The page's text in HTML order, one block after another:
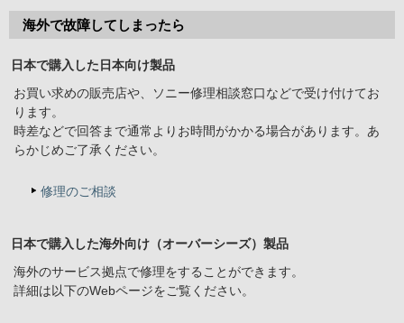
海外で故障してしまったら
日本で購入した日本向け製品
お買い求めの販売店や、ソニー修理相談窓口などで受け付けてお
ります。
時差などで回答まで通常よりお時間がかかる場合があります。あ
らかじめご了承ください。
修理のご相談
日本で購入した海外向け（オーバーシーズ）製品
海外のサービス拠点で修理をすることができます。
詳細は以下のWebページをご覧ください。